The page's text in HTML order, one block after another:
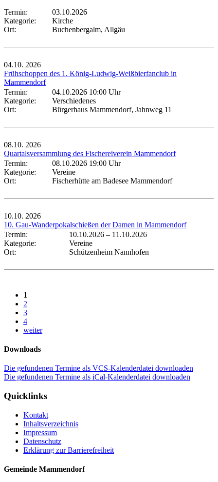
Termin:
03.10.2026
Kategorie:
Kirche
Ort:
Buchenbergalm, Allgäu
04.10. 2026
Frühschoppen des 1. König-Ludwig-Weißbierfanclub in
Mammendorf
Termin:
04.10.2026 10:00 Uhr
Kategorie:
Verschiedenes
Ort:
Bürgerhaus Mammendorf, Jahnweg 11
08.10. 2026
Quartalsversammlung des Fischereiverein Mammendorf
Termin:
08.10.2026 19:00 Uhr
Kategorie:
Vereine
Ort:
Fischerhütte am Badesee Mammendorf
10.10. 2026
10. Gau-Wanderpokalschießen der Damen in Mammendorf
Termin:
10.10.2026 – 11.10.2026
Kategorie:
Vereine
Ort:
Schützenheim Nannhofen
1
2
3
4
weiter
Downloads
Die gefundenen Termine als VCS-Kalenderdatei downloaden
Die gefundenen Termine als iCal-Kalenderdatei downloaden
Quicklinks
Kontakt
Inhaltsverzeichnis
Impressum
Datenschutz
Erklärung zur Barrierefreiheit
Gemeinde Mammendorf